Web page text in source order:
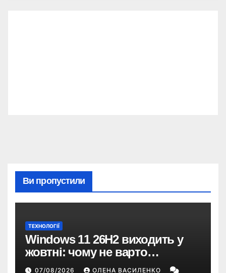
Ви пропустили
ТЕХНОЛОГІЇ
Windows 11 26H2 виходить у
жовтні: чому не варто
пропускати це оновлення
07/08/2026 ОЛЕНА ВАСИЛЕНКО